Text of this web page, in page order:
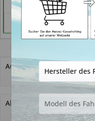
C4 Picasso
Autoschlüssel mit Funk
Alternativ-